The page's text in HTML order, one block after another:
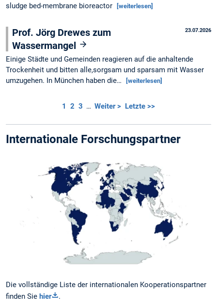
sludge bed-membrane bioreactor
[weiterlesen]
23.07.2026
Prof. Jörg Drewes zum
Wassermangel
Einige Städte und Gemeinden reagieren auf die anhaltende
Trockenheit und bitten alle,sorgsam und sparsam mit Wasser
umzugehen. In München haben die…
[weiterlesen]
1 2 3 … Weiter > Letzte >>
Internationale Forschungs­partner
Die vollständige Liste der internationalen Kooperationspartner
finden Sie hier .